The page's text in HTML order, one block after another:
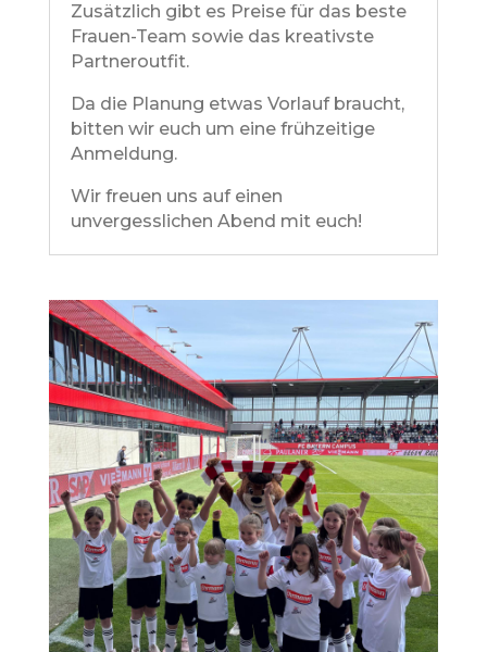
Zusätzlich gibt es Preise für das beste
Frauen-Team sowie das kreativste
Partneroutfit.
Da die Planung etwas Vorlauf braucht,
bitten wir euch um eine frühzeitige
Anmeldung.
Wir freuen uns auf einen
unvergesslichen Abend mit euch!